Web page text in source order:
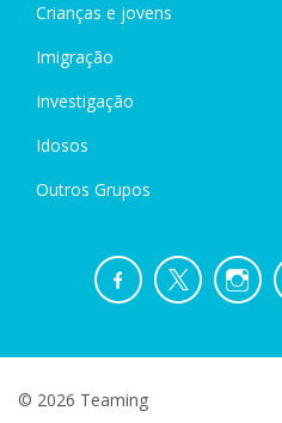
Crianças e jovens
Imigração
Investigação
Idosos
Outros Grupos
© 2026 Teaming